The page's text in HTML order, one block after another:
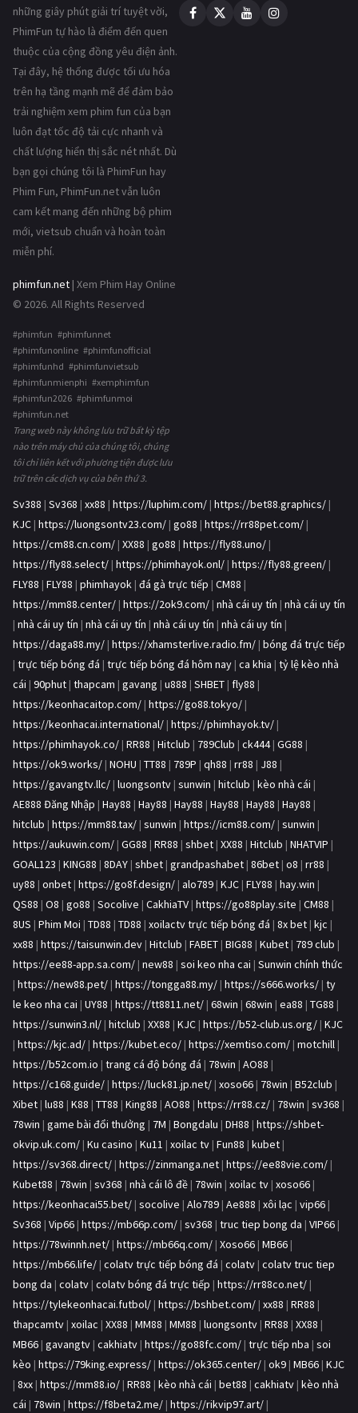
những giây phút giải trí tuyệt vời,
PhimFun tự hào là điểm đến quen
thuộc của cộng đồng yêu điện ảnh.
Tại đây, hệ thống được tối ưu hóa
trên hạ tầng mạnh mẽ để đảm bảo
trải nghiệm xem phim fun của bạn
luôn đạt tốc độ tải cực nhanh và
chất lượng hiển thị sắc nét nhất. Dù
bạn gọi chúng tôi là PhimFun hay
Phim Fun, PhimFun.net vẫn luôn
cam kết mang đến những bộ phim
mới, vietsub chuẩn và hoàn toàn
miễn phí.
phimfun.net | Xem Phim Hay Online
© 2026. All Rights Reserved
#phimfun #phimfunnet
#phimfunonline #phimfunofficial
#phimfunhd #phimfunvietsub
#phimfunmienphi #xemphimfun
#phimfun2026 #phimfunmoi
#phimfun.net
Trang web này không lưu trữ bất kỳ tệp
nào trên máy chủ của chúng tôi, chúng
tôi chỉ liên kết với phương tiện được lưu
trữ trên các dịch vụ của bên thứ 3.
Sv388 | Sv368 | xx88 | https://luphim.com/ | https://bet88.graphics/ |
KJC | https://luongsontv23.com/ | go88 | https://rr88pet.com/ |
https://cm88.cn.com/ | XX88 | go88 | https://fly88.uno/ |
https://fly88.select/ | https://phimhayok.onl/ | https://fly88.green/ |
FLY88 | FLY88 | phimhayok | đá gà trực tiếp | CM88 |
https://mm88.center/ | https://2ok9.com/ | nhà cái uy tín | nhà cái uy tín
| nhà cái uy tín | nhà cái uy tín | nhà cái uy tín | nhà cái uy tín |
https://daga88.my/ | https://xhamsterlive.radio.fm/ | bóng đá trực tiếp
| trực tiếp bóng đá | trực tiếp bóng đá hôm nay | ca khia | tỷ lệ kèo nhà
cái | 90phut | thapcam | gavang | u888 | SHBET | fly88 |
https://keonhacaitop.com/ | https://go88.tokyo/ |
https://keonhacai.international/ | https://phimhayok.tv/ |
https://phimhayok.co/ | RR88 | Hitclub | 789Club | ck444| GG88 |
https://ok9.works/ | NOHU | TT88 | 789P | qh88 | rr88 | J88 |
https://gavangtv.llc/ | luongsontv | sunwin | hitclub | kèo nhà cái |
AE888 Đăng Nhập | Hay88 | Hay88 | Hay88 | Hay88 | Hay88 | Hay88 |
hitclub | https://mm88.tax/ | sunwin | https://icm88.com/ | sunwin |
https://aukuwin.com/ | GG88 | RR88 | shbet | XX88 | Hitclub | NHATVIP |
GOAL123 | KING88 | 8DAY | shbet | grandpashabet | 86bet | o8 | rr88 |
uy88 | onbet | https://go8f.design/ | alo789 | KJC | FLY88 | hay.win |
QS88 | O8 | go88 | Socolive | CakhiaTV | https://go88play.site | CM88 |
8US | Phim Moi | TD88 | TD88 | xoilactv trực tiếp bóng đá | 8x bet | kjc |
xx88 | https://taisunwin.dev | Hitclub | FABET | BIG88 | Kubet | 789 club |
https://ee88-app.sa.com/ | new88 | soi keo nha cai | Sunwin chính thức
| https://new88.pet/ | https://tongga88.my/ | https://s666.works/ | ty
le keo nha cai | UY88 | https://tt8811.net/ | 68win | 68win | ea88 | TG88 |
https://sunwin3.nl/ | hitclub | XX88 | KJC | https://b52-club.us.org/ | KJC
| https://kjc.ad/ | https://kubet.eco/ | https://xemtiso.com/ | motchill |
https://b52com.io | trang cá độ bóng đá | 78win | AO88 |
https://c168.guide/ | https://luck81.jp.net/ | xoso66 | 78win | B52club |
Xibet | lu88 | K88 | TT88 | King88 | AO88 | https://rr88.cz/ | 78win | sv368 |
78win | game bài đổi thưởng | 7M | Bongdalu | DH88 | https://shbet-
okvip.uk.com/ | Ku casino | Ku11 | xoilac tv | Fun88 | kubet |
https://sv368.direct/ | https://zinmanga.net | https://ee88vie.com/ |
Kubet88 | 78win | sv368 | nhà cái lô đề | 78win | xoilac tv | xoso66 |
https://keonhacai55.bet/ | socolive | Alo789 | Ae888 | xôi lạc | vip66 |
Sv368 | Vip66 | https://mb66p.com/ | sv368 | truc tiep bong da | VIP66 |
https://78winnh.net/ | https://mb66q.com/ | Xoso66 | MB66 |
https://mb66.life/ | colatv trực tiếp bóng đá | colatv | colatv truc tiep
bong da | colatv | colatv bóng đá trực tiếp | https://rr88co.net/ |
https://tylekeonhacai.futbol/ | https://bshbet.com/ | xx88 | RR88 |
thapcamtv | xoilac | XX88 | MM88 | MM88 | luongsontv | RR88 | XX88 |
MB66 | gavangtv | cakhiatv | https://go88fc.com/ | trực tiếp nba | soi
kèo | https://79king.express/ | https://ok365.center/ | ok9 | MB66 | KJC
| 8xx | https://mm88.io/ | RR88 | kèo nhà cái | bet88 | cakhiatv | kèo nhà
cái | 78win | https://f8beta2.me/ | https://rikvip97.art/ |